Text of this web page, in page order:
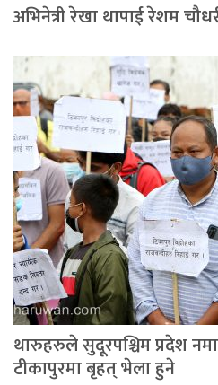
अभिनेत्री रेखा थापाई रेशम
थारुहरुले सुदूरपश्चिम प्रदेश
टीकापुरमा बृहत् भेला हुने